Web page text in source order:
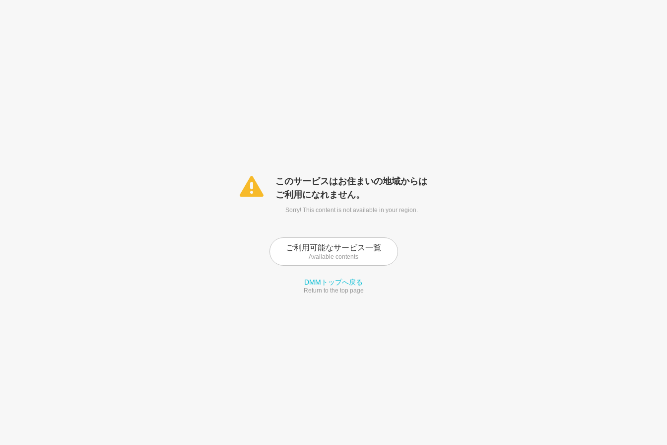
このサービスはお住まいの地域からは
ご利用になれません。
Sorry! This content is not available in your region.
ご利用可能なサービス一覧
Available contents
DMMトップへ戻る
Return to the top page